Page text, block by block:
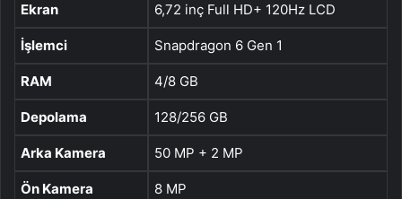
Ekran 6,72 inç Full HD+ 120Hz LCD
İşlemci Snapdragon 6 Gen 1
RAM 4/8 GB
Depolama 128/256 GB
Arka Kamera 50 MP + 2 MP
Ön Kamera 8 MP